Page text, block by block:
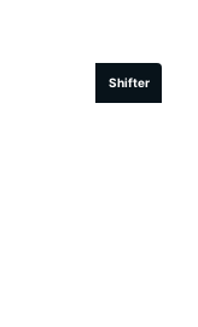
Shifter